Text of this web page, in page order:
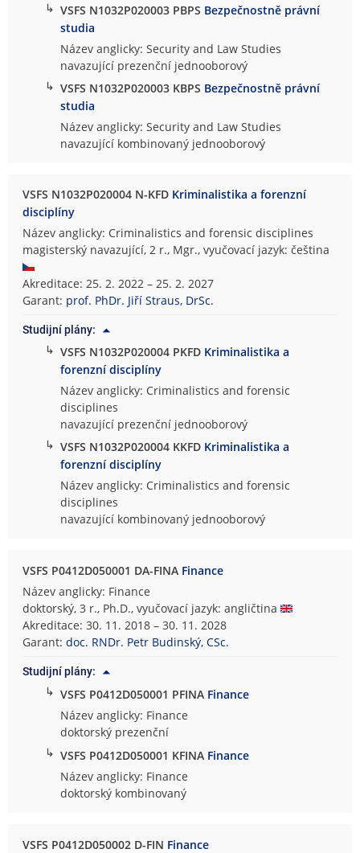
↳ VSFS N1032P020003 PBPS Bezpečnostně právní
studia
Název anglicky: Security and Law Studies
navazující prezenční jednooborový
↳ VSFS N1032P020003 KBPS Bezpečnostně právní
studia
Název anglicky: Security and Law Studies
navazující kombinovaný jednooborový
VSFS N1032P020004 N-KFD Kriminalistika a forenzní
disciplíny
Název anglicky: Criminalistics and forensic disciplines
magisterský navazující, 2 r., Mgr., vyučovací jazyk: čeština
Akreditace: 25. 2. 2022 – 25. 2. 2027
Garant: prof. PhDr. Jiří Straus, DrSc.
Studijní plány:
↳ VSFS N1032P020004 PKFD Kriminalistika a
forenzní disciplíny
Název anglicky: Criminalistics and forensic
disciplines
navazující prezenční jednooborový
↳ VSFS N1032P020004 KKFD Kriminalistika a
forenzní disciplíny
Název anglicky: Criminalistics and forensic
disciplines
navazující kombinovaný jednooborový
VSFS P0412D050001 DA-FINA Finance
Název anglicky: Finance
doktorský, 3 r., Ph.D., vyučovací jazyk: angličtina
Akreditace: 30. 11. 2018 – 30. 11. 2028
Garant:doc. RNDr. Petr Budinský, CSc.
Studijní plány:
↳ VSFS P0412D050001 PFINA Finance
Název anglicky: Finance
doktorský prezenční
↳ VSFS P0412D050001 KFINA Finance
Název anglicky: Finance
doktorský kombinovaný
VSFS P0412D050002 D-FIN Finance